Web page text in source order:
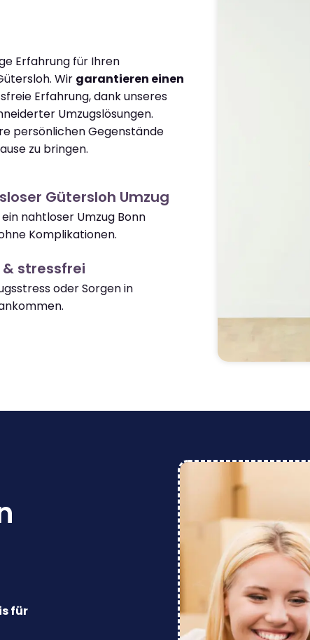
Erfahrung für Ihren
Wir garantieren einen
Erfahrung, dank unseres
Umzugslösungen.
persönlichen Gegenstände
zu bringen.
Gütersloh Umzug
nahtloser Umzug Bonn
Komplikationen.
stressfrei
oder Sorgen in
für